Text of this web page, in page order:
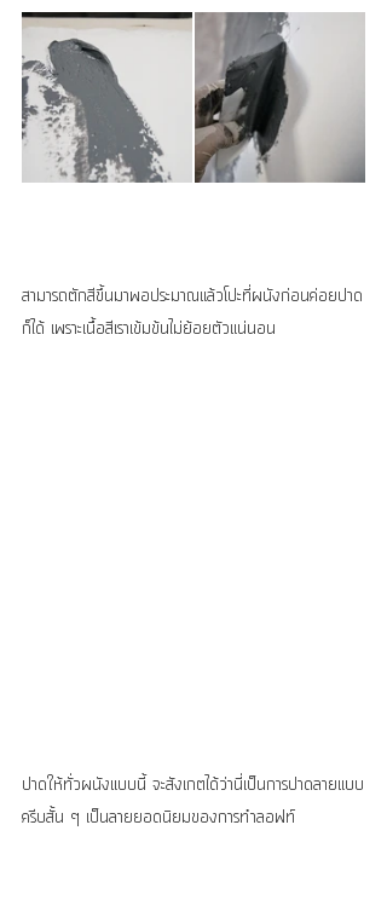
สามารถตักสีขึ้นมาพอประมาณแล้วโปะที่ผนังก่อนค่อยปาด
ก็ได้ เพราะเนื้อสีเราเข้มข้นไม่ย้อยตัวแน่นอน
ปาดให้ทั่วผนังแบบนี้ จะสังเกตได้ว่านี่เป็นการปาดลายแบบ
ครีบสั้น ๆ เป็นลายยอดนิยมของการทำลอฟท์